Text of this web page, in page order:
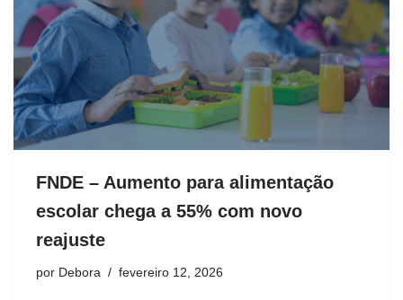
FNDE – Aumento para alimentação
escolar chega a 55% com novo
reajuste
por Debora fevereiro 12, 2026